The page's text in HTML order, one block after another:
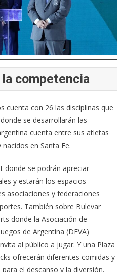
competencia
cuenta con 26 las disciplinas que
se desarrollarán las
cuenta entre sus atletas
en Santa Fe.
donde se podrán apreciar
y estarán los espacios
asociaciones y federaciones
También sobre Bulevar
donde la Asociación de
de Argentina (DEVA)
al público a jugar. Y una Plaza
ofrecerán diferentes comidas y
el descanso y la diversión.